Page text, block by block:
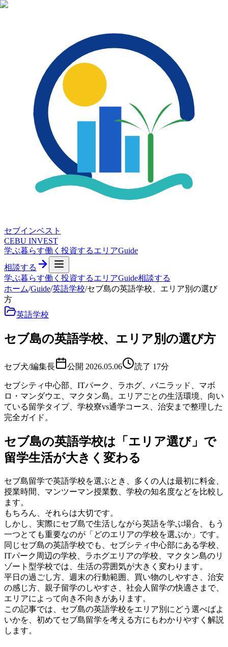
セブインベスト
CEBU INVEST
学ぶ暮らす働く 投資するエリアGuide
相談する
学ぶ暮らす働く 投資するエリアGuide相談する
ホーム/Guide/英語学校/セブ島の英語学校、エリア別の選び
方
英語学校
セブ島の英語学校、エリア別の選び方
セブ犬/編集長 公開 2026.05.06 読了 17分
セブシティ中心部、ITパーク、ラホグ、バニラッド、マボ
ロ・マンダウエ、マクタン島。エリアごとの生活環境、向い
ている留学タイプ、学校寮vs通学コース、治安まで整理した
完全ガイド。
セブ島の英語学校は「エリア選び」で
留学生活が大きく変わる
セブ島留学で英語学校を選ぶとき、多くの人は最初に料金、
授業時間、マンツーマン授業数、学校の知名度などを比較し
ます。
もちろん、それらは大切です。
しかし、実際にセブ島で生活しながら英語を学ぶ場合、もう
一つとても重要なのが「どのエリアの学校を選ぶか」です。
同じセブ島の英語学校でも、セブシティ中心部にある学校、
ITパーク周辺の学校、ラホグエリアの学校、マクタン島のリ
ゾート型学校では、生活の雰囲気が大きく変わります。
平日の過ごし方、週末の行動範囲、買い物のしやすさ、治安
の感じ方、親子留学のしやすさ、社会人留学の快適さまで、
エリアによって向き不向きがあります。
この記事では、セブ島の英語学校をエリア別にどう選べばよ
いかを、初めてセブ島留学を考える方にもわかりやすく解説
します。